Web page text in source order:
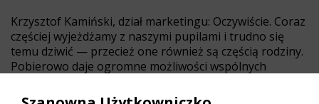
Krzysztof Kamiński, dział marketingu: Oczywiście. Coraz
częściej wyjeżdżamy z naszymi pupilami i trudno się
temu dziwić — przecież one również są częścią rodziny.
Pobierowo daje ogromne możliwości wspólnych
doceniają fakt, że nie muszą zostawiać swoich